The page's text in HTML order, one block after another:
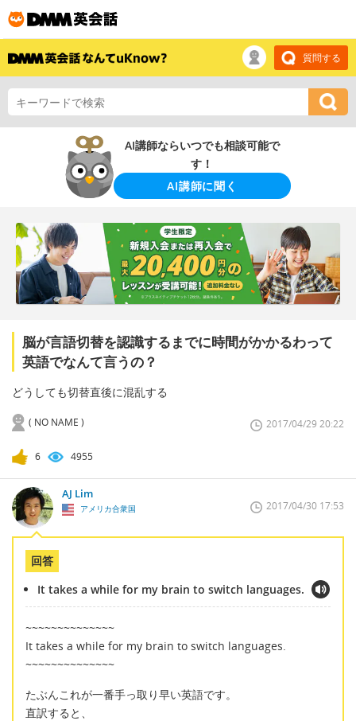
質問する
AI講師ならいつでも相談可能で
す！
AI講師に聞く
脳が言語切替を認識するまでに時間がかかるわって
英語でなんて言うの？
どうしても切替直後に混乱する
( NO NAME ) 2017/04/29 20:22
6 4955
AJ Lim
アメリカ合衆国 2017/04/30 17:53
回答
It takes a while for my brain to switch languages.
~~~~~~~~~~~~~~
It takes a while for my brain to switch languages.
~~~~~~~~~~~~~~
たぶんこれが一番手っ取り早い英語です。
直訳すると、